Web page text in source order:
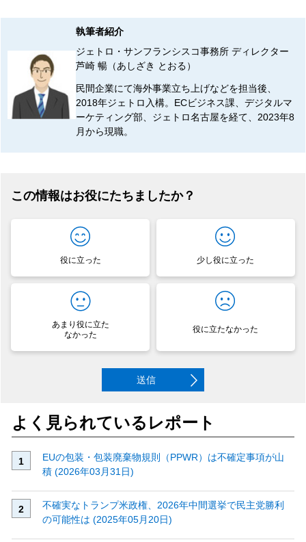
執筆者紹介
ジェトロ・サンフランシスコ事務所 ディレクター
芦崎 暢（あしざき とおる）
民間企業にて海外事業立ち上げなどを担当後、
2018年ジェトロ入構。ECビジネス課、デジタルマ
ーケティング部、ジェトロ名古屋を経て、2023年8
月から現職。
この情報はお役にたちましたか？
役に立った 少し役に立った
あまり役に立た
なかった
役に立たなかった
送信
よく見られているレポート
EUの包装・包装廃棄物規則（PPWR）は不確定事項が山
積 (2026年03月31日)
不確実なトランプ米政権、2026年中間選挙で民主党勝利
の可能性は (2025年05月20日)